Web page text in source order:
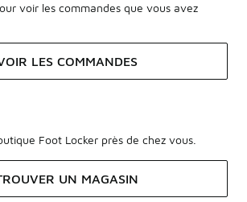
voir les commandes que vous avez
LES COMMANDES
Foot Locker près de chez vous.
UN MAGASIN